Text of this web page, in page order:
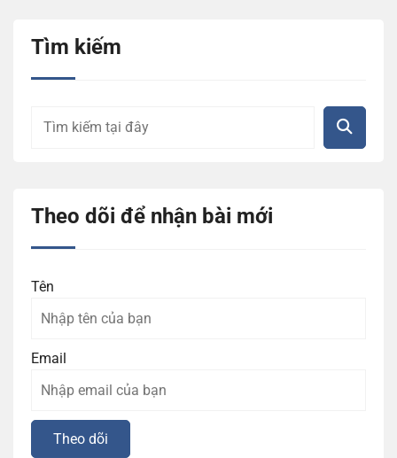
Tìm kiếm
Theo dõi để nhận bài mới
Tên
Email